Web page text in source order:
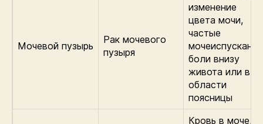
Мочевой пузырь
Рак мочевого
пузыря
изменение
цвета мочи,
частые
боли внизу
живота или в
области
поясницы
Кровь в моче,